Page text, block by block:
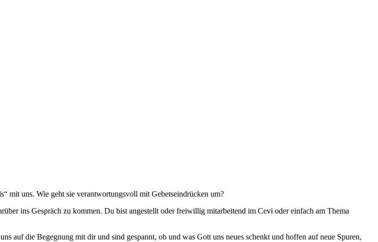
mit uns. Wie geht sie verantwortungsvoll mit Gebetseindrücken um?
ins Gespräch zu kommen. Du bist angestellt oder freiwillig mitarbeitend im Cevi oder einfach am Thema
auf die Begegnung mit dir und sind gespannt, ob und was Gott uns neues schenkt und hoffen auf neue Spuren,